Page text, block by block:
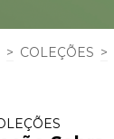
> COLEÇÕES >